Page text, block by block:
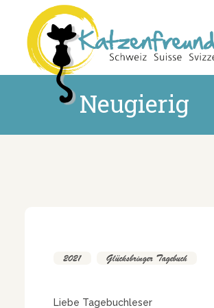
Neugierig
2021 Glücksbringer Tagebuch
Liebe Tagebuchleser